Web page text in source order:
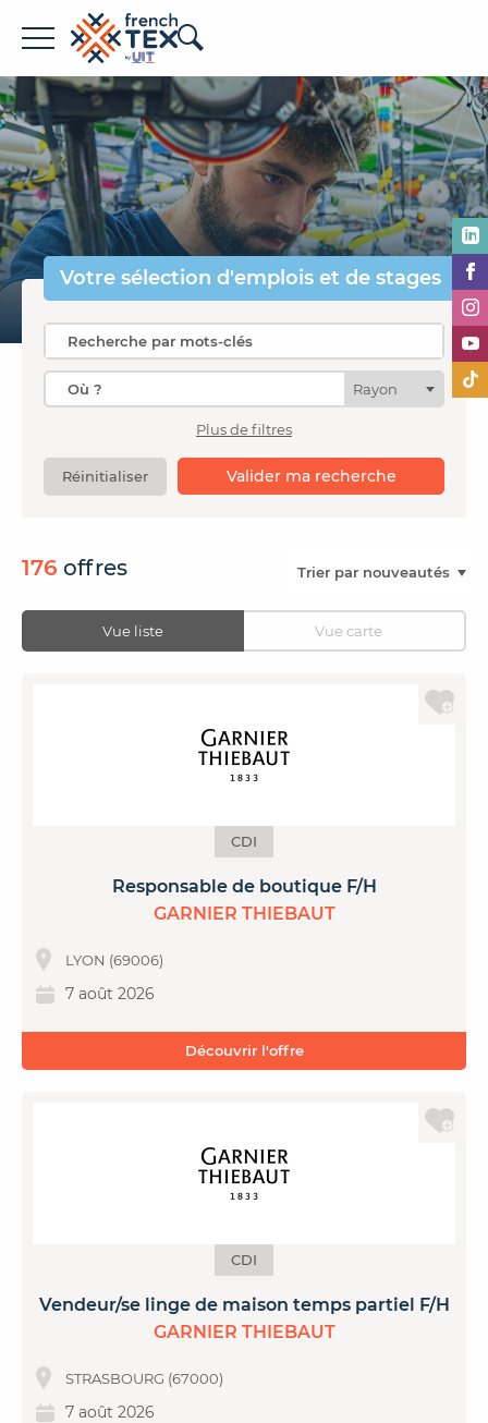
Offres d'emploi
Entreprises
Métiers
Formations
À propos de French TEX
Espace recruteur
Votre sélection d'emplois et de stages
Rayon
Plus de filtres
Valider ma recherche
Réinitialiser
176 offres
Vue liste Vue carte
CDI
Responsable de boutique F/H
GARNIER THIEBAUT
LYON (69006)
7 août 2026
Découvrir l'offre
CDI
Vendeur/se linge de maison temps partiel F/H
GARNIER THIEBAUT
STRASBOURG (67000)
7 août 2026